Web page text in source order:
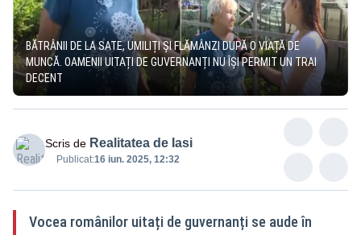
BĂTRÂNII DE LA SATE, UMILIȚI ȘI FLĂMÂNZI DUPĂ O VIAȚĂ DE
MUNCĂ. OAMENII UITAȚI DE GUVERNANȚI NU ÎȘI PERMIT UN TRAI
DECENT
Scris de Realitatea de Iasi
Publicat:16 iun. 2025, 12:32
Vocea românilor uitați de guvernanți se aude în